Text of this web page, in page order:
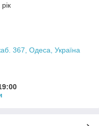
367, Одеса, Україна